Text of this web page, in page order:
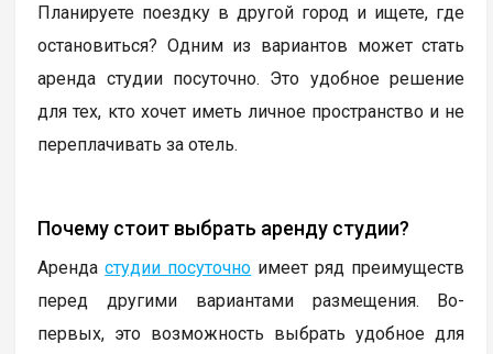
Планируете поездку в другой город и ищете, где
остановиться? Одним из вариантов может стать
аренда студии посуточно. Это удобное решение
для тех, кто хочет иметь личное пространство и не
переплачивать за отель.
Почему стоит выбрать аренду студии?
Арендастудии посуточно имеет ряд преимуществ
перед другими вариантами размещения. Во-
первых, это возможность выбрать удобное для